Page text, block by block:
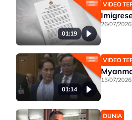
01:19
VIDEO
26/07/2026
01:14
VIDEO
13/07/2026
DUNIA